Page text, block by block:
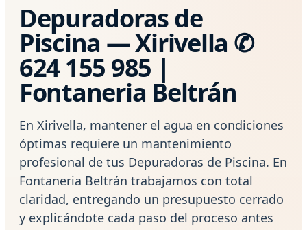
Depuradoras de
Piscina — Xirivella ✆
624 155 985 |
Fontaneria Beltrán
En Xirivella, mantener el agua en condiciones
óptimas requiere un mantenimiento
profesional de tus Depuradoras de Piscina. En
Fontaneria Beltrán trabajamos con total
claridad, entregando un presupuesto cerrado
y explicándote cada paso del proceso antes